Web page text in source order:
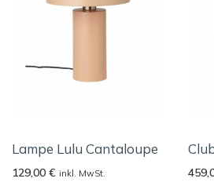
Lampe Lulu Cantaloupe
129,00 € inkl. MwSt.